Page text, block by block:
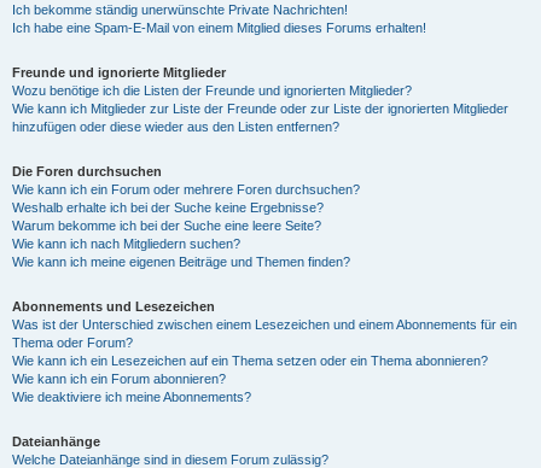
Ich bekomme ständig unerwünschte Private Nachrichten!
Ich habe eine Spam-E-Mail von einem Mitglied dieses Forums erhalten!
Freunde und ignorierte Mitglieder
Wozu benötige ich die Listen der Freunde und ignorierten Mitglieder?
Wie kann ich Mitglieder zur Liste der Freunde oder zur Liste der ignorierten Mitglieder
hinzufügen oder diese wieder aus den Listen entfernen?
Die Foren durchsuchen
Wie kann ich ein Forum oder mehrere Foren durchsuchen?
Weshalb erhalte ich bei der Suche keine Ergebnisse?
Warum bekomme ich bei der Suche eine leere Seite?
Wie kann ich nach Mitgliedern suchen?
Wie kann ich meine eigenen Beiträge und Themen finden?
Abonnements und Lesezeichen
Was ist der Unterschied zwischen einem Lesezeichen und einem Abonnements für ein
Thema oder Forum?
Wie kann ich ein Lesezeichen auf ein Thema setzen oder ein Thema abonnieren?
Wie kann ich ein Forum abonnieren?
Wie deaktiviere ich meine Abonnements?
Dateianhänge
Welche Dateianhänge sind in diesem Forum zulässig?